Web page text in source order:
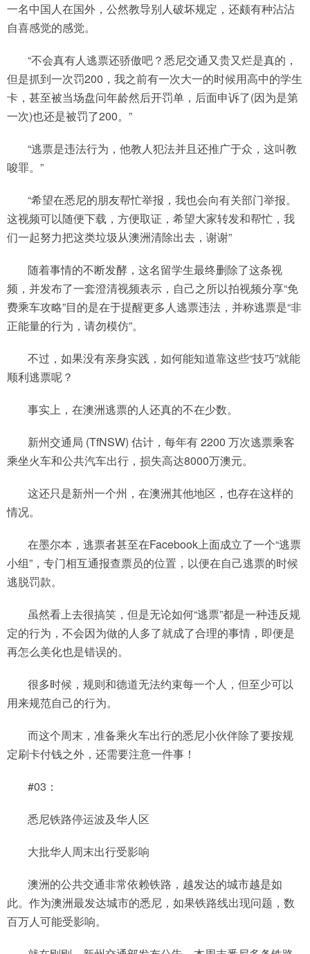
一名中国人在国外，公然教导别人破坏规定，还颇有种沾沾
自喜感觉的感觉。
“不会真有人逃票还骄傲吧？悉尼交通又贵又烂是真的，
但是抓到一次罚200，我之前有一次大一的时候用高中的学生
卡，甚至被当场盘问年龄然后开罚单，后面申诉了(因为是第
一次)也还是被罚了200。”
“逃票是违法行为，他教人犯法并且还推广于众，这叫教
唆罪。”
“希望在悉尼的朋友帮忙举报，我也会向有关部门举报。
这视频可以随便下载，方便取证，希望大家转发和帮忙，我
们一起努力把这类垃圾从澳洲清除出去，谢谢”
随着事情的不断发酵，这名留学生最终删除了这条视
频，并发布了一套澄清视频表示，自己之所以拍视频分享“免
费乘车攻略”目的是在于提醒更多人逃票违法，并称逃票是“非
正能量的行为，请勿模仿”。
不过，如果没有亲身实践，如何能知道靠这些“技巧”就能
顺利逃票呢？
事实上，在澳洲逃票的人还真的不在少数。
新州交通局 (TfNSW) 估计，每年有 2200 万次逃票乘客
乘坐火车和公共汽车出行，损失高达8000万澳元。
这还只是新州一个州，在澳洲其他地区，也存在这样的
情况。
在墨尔本，逃票者甚至在Facebook上面成立了一个“逃票
小组”，专门相互通报查票员的位置，以便在自己逃票的时候
逃脱罚款。
虽然看上去很搞笑，但是无论如何“逃票”都是一种违反规
定的行为，不会因为做的人多了就成了合理的事情，即便是
再怎么美化也是错误的。
很多时候，规则和德道无法约束每一个人，但至少可以
用来规范自己的行为。
而这个周末，准备乘火车出行的悉尼小伙伴除了要按规
定刷卡付钱之外，还需要注意一件事！
#03：
悉尼铁路停运波及华人区
大批华人周末出行受影响
澳洲的公共交通非常依赖铁路，越发达的城市越是如
此。作为澳洲最发达城市的悉尼，如果铁路线出现问题，数
百万人可能受影响。